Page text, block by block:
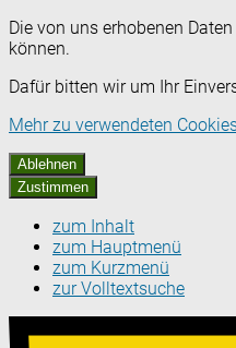
Die von uns erhobenen
können.
Dafür bitten wir um Ihr
Mehr zu verwendeten
Ablehnen
Zustimmen
zum Inhalt
zum Hauptmenü
zum Kurzmenü
zur Volltextsuche